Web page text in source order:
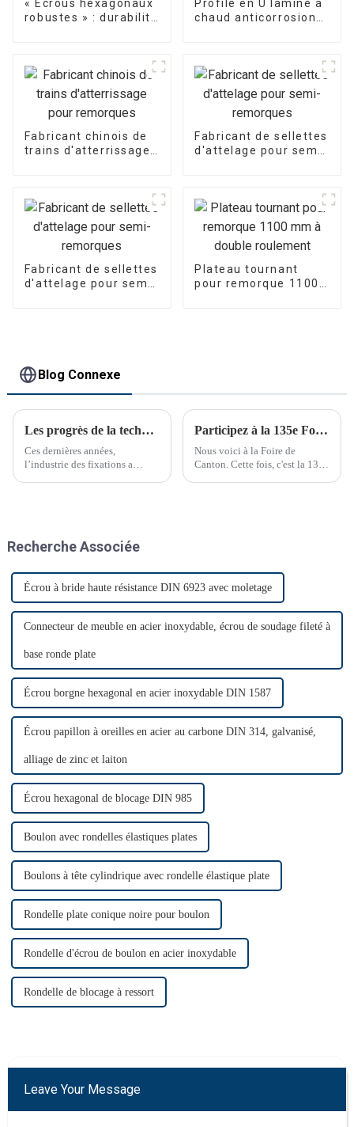
« Écrous hexagonaux
robustes » : durabilité
Profilé en U laminé à
chaud anticorrosion
Fabricant chinois de
trains d'atterrissage
Fabricant de sellettes
d'attelage pour semi-
Fabricant de sellettes
d'attelage pour semi-
Plateau tournant
pour remorque 1100
Blog Connexe
Les progrès de la technologie de fixation transforment les industries
Ces dernières années,
l’industrie des fixations a
Participez à la 135e Foire de Canton
Nous voici à la Foire de
Canton. Cette fois, c'est la 135e
Recherche Associée
Écrou à bride haute résistance DIN 6923 avec moletage
Connecteur de meuble en acier inoxydable, écrou de soudage fileté à
base ronde plate
Écrou borgne hexagonal en acier inoxydable DIN 1587
Écrou papillon à oreilles en acier au carbone DIN 314, galvanisé,
alliage de zinc et laiton
Écrou hexagonal de blocage DIN 985
Boulon avec rondelles élastiques plates
Boulons à tête cylindrique avec rondelle élastique plate
Rondelle plate conique noire pour boulon
Rondelle d'écrou de boulon en acier inoxydable
Rondelle de blocage à ressort
Leave Your Message